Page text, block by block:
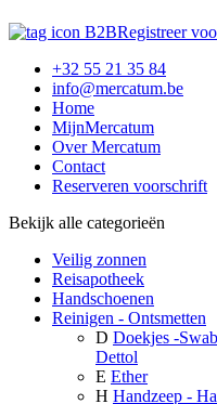
Registreer
+32 55 21 35 84
info@mercatum.be
Home
MijnMercatum
Over Mercatum
Contact
Reserveren voorschrift
Bekijk alle categorieën
Veilig zonnen
Reisapotheek
Handschoenen
Reinigen - Ontsmetten
D Doekjes -
Dettol
E Ether
H Handzeep -